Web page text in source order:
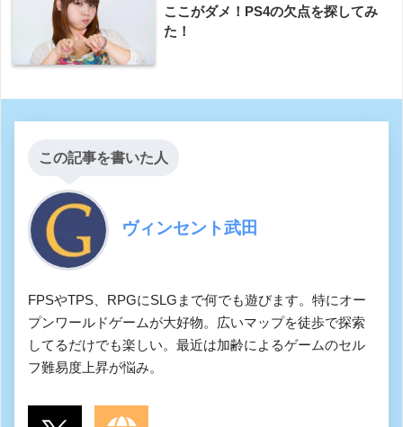
ここがダメ！PS4の欠点を探してみ
た！
この記事を書いた人
ヴィンセント武田
FPSやTPS、RPGにSLGまで何でも遊びます。特にオー
プンワールドゲームが大好物。広いマップを徒歩で探索
してるだけでも楽しい。最近は加齢によるゲームのセル
フ難易度上昇が悩み。